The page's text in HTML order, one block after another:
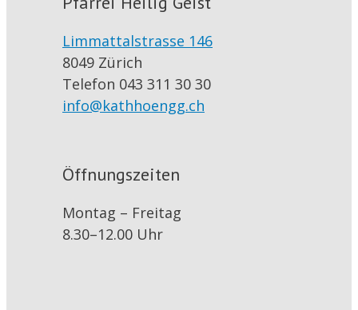
Limmattalstrasse 146
8049 Zürich
Telefon 043 311 30 30
info@kathhoengg.ch
Öffnungszeiten
Montag – Freitag
8.30–12.00 Uhr